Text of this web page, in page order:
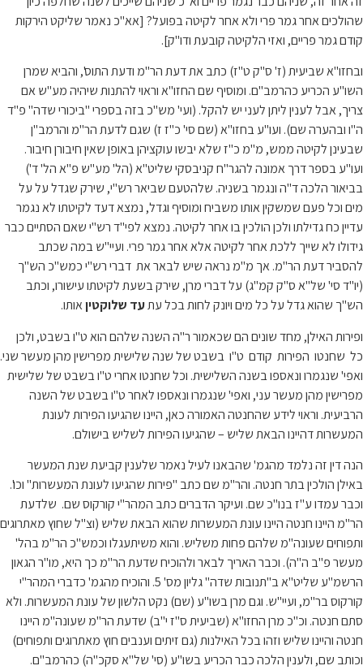
שהולכים אחר גמר פרי ולא אחר לקיטה בפועל? [אא"כ נאמר שליקט הירקות
קודם גמר פריים, ואזי הלקיטה קובעת ודו"ק].
ובחזו"א שביעית (ז' ס"ק ט"ז) כתב את דעת הר"מ ודעת התוס', והביא שמרן
השו"ע הכריע כהרמב"ם. ומוסיף שם החזו"א וראוי להתנות שיהיה מע"ש אם
צריך, אבל לענין ליתן לעני יש להקל. (ועי' מש"כ בזה בספרי "ביכורי שדה" פ"ד
ה"ו ובהערה שם). ועו"ע בחזו"א (שם סי' כ"ז ז) שגם לדעת הר"מ והרמב"ן
שבעינן לקיטה ממש, מ"מ כ"ז שלא יבשו עוקציהן באופן שאין חיבורן חיבור.
ועו"ע בספר דרך אמונה להגר"ח קניבסקי שליט"א (הל' מע"ש פ"א הל' ד')
בביאור הלכה ד"ה ונגמר בשניה. שלהטעם שביאר רש"י, שירק שגדל על על
מים וכל פעם שמשקין אותו משביח ומוסיף וגדל, נמצא דעד לקיטתו לא נגמר
עדיין כח גדילתו ולכן הולכין בו אחר לקיטה. נמצא לפי"ד רש"י שאם הסתיים כבר
גידולו לא שייך ללכת אחר לקיטה אלא אחר גמר פרי. ועיי"ש במה שכתב
להסביר דעת הר"מ. אך מ"מ נראה שיש לבאר את דברי רש"י כמש"כ הש"ך
(יו"ד סי' של"א ס"ק קמ"ג) על דברי מרן, שירק בשעת לקיטתו עישורו, וכתב
הש"ך שהוא גדל על כל מים ויונק לחות בכל עתעד שלוקטיןאותו.
ופירות האילן, מחד שונים הם שכאמור ר"ה השנה שלהם הוא ט"ו בשבט, ולכן
כל שחנטו הפירות קודם ט"ו בשבט של שנה שלישית מפרישין מהן מעשר שני.
ואפי' שנגמרו ונאספו בשנה השלישית. וכל שחנטו אחרי ט"ו בשבט של שלישית
מפרישין מהן מעשר עני, ואפי' שנגמרו ונאספו לאחר ט"ו בשבט של השנה
הרביעית. וראוי לידע שהחנטה האמורה כאן, היינו שהגיעו הפירות לעונת
המעשרות דהיינו הבאת שליש – שהגיעו הפירות לשליש בישולם.
הנה דין זה נלמד מהגמ' שהבאנו לעיל נאמר שלענין קביעת שנת המעשר
באילן הולכין בתר חנטה. והר"מ שם כתב "פירות שהגיעו לעונת המעשרות" וכו'.
וכבר עמדו ע"ז בנו"כ שם. ועיקר הדברים כתב המהר"י קורקוס שם. שלדעת
הר"מ היינו חנטה היינו עונת המעשרות שהוא הבאת שליש (וצ"ל שחוץ מאתרוגים
ותפוחים שעונה"מ שלהם פחות משליש. והוא משיתעגלו וכמש"כ הר"מ בהל'
מעשר פ"ב ה"ה). וכבר האריך לבאר ולהוכיח שדעת הר"מ כך היא, מו"ר הגאון
הרשמ"ע שליט"א ב"תנובות שדה" גליון מס' 5. והוכיח מהגמ' כדברי המהר"י
קורקוס בר"מ, ועיי"ש. וגם מרן בשו"ע (שם) נקט הלשון של עונת המעשרות. ולא
סתם חנטה. וכ"כ מרן החזו"א (שביעית ס"ז י"ב) שדעת הר"מ שעונה"מ היינו
חנטה והיינו שליש וזהו בכל האילנות (גם זיתים וענבים חוץ מאתרוגים ותפוחים)
וכותב שם, ולענין הלכה כבר הכריע בשו"ע (סי' של"א סקכ"ה) כהרמב"ם.